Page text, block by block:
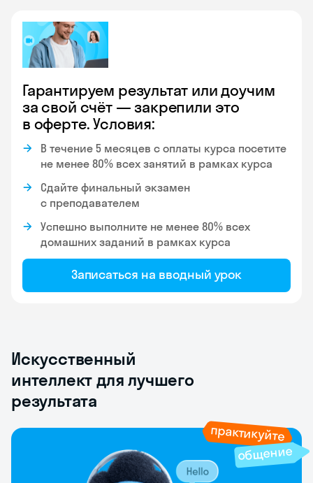
Гарантируем результат или доучим
за свой счёт — закрепили это
в оферте. Условия:
В течение 5 месяцев с оплаты курса посетите
не менее 80% всех занятий в рамках курса
Сдайте финальный экзамен
с преподавателем
Успешно выполните не менее 80% всех
домашних заданий в рамках курса
Записаться на вводный урок
Искусственный
интеллект для лучшего
результата
практикуйте
общение